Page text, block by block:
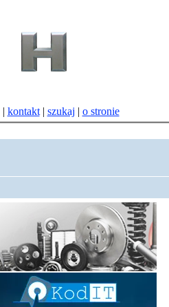
| kontakt| szukaj | o stronie